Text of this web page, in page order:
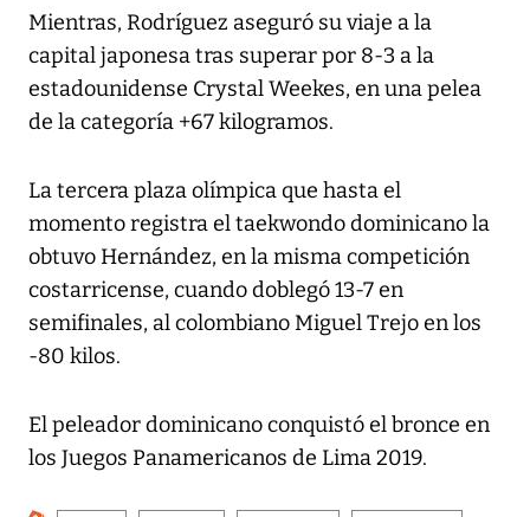
Mientras, Rodríguez aseguró su viaje a la
capital japonesa tras superar por 8-3 a la
estadounidense Crystal Weekes, en una pelea
de la categoría +67 kilogramos.
La tercera plaza olímpica que hasta el
momento registra el taekwondo dominicano la
obtuvo Hernández, en la misma competición
costarricense, cuando doblegó 13-7 en
semifinales, al colombiano Miguel Trejo en los
-80 kilos.
El peleador dominicano conquistó el bronce en
los Juegos Panamericanos de Lima 2019.